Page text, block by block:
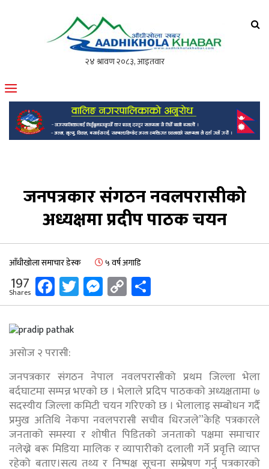
मोफसलकै लोकप्रिय अनलाइन पत्रिका
जनपत्रकार संगठन नवलपरासीको
अध्यक्षमा प्रदीप पाठक चयन
आँधीखोला समाचार डेस्क ५ वर्ष अगाडि
197
Shares Facebook
Twitter
Messenger
Copy
Link
असोज २ परासी:
जनपत्रकार संगठन नेपाल नवलपरासीको प्रथम जिल्ला भेला
बर्दघाटमा सम्पन्न भएकाे छ । भेलाले प्रदिप पाठककाे अध्यक्षतामा ७
सदस्यीय जिल्ला कमिटी चयन गरिएकाे छ । भेलालाइ सम्बोधन गर्दै
प्रमुख अतिथि नेकपा नवलपरासी सचीव धिरजले”केहि पत्रकारले
जनताको समस्या र शोषीत पिडितको जनताको पक्षमा समाचार
नलेख्ने बरू मिडिया मालिक र व्यापारीको दलाली गर्ने प्रवृत्ति व्याप्त
रहेको बताए।सत्य तथ्य र निष्पक्ष सूचना सम्प्रेषण गर्नु पत्रकारको